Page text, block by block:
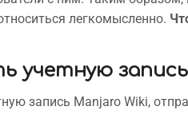
легкомысленно.
учетную запись
запись Manjaro Wiki,